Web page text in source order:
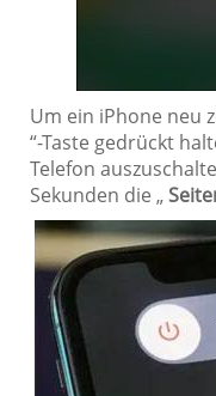
Um ein iPhone neu
“-Taste gedrückt
Telefon
Sekunden die „